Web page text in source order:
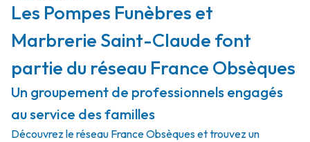
Les Pompes Funèbres et
Marbrerie Saint-Claude font
partie du réseau France Obsèques
Un groupement de professionnels engagés
au service des familles
Découvrez le réseau France Obsèques et trouvez un